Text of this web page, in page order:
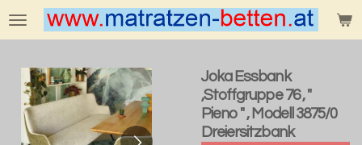
Zum
Hauptinhalt
Joka Essbank
,Stoffgruppe 76 , "
Pieno " , Modell 3875/0
Dreiersitzbank